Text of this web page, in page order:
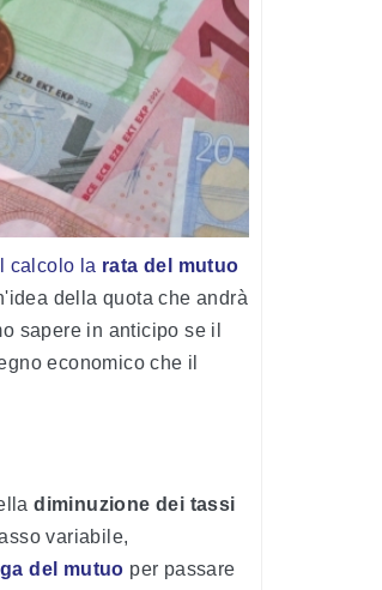
calcolo la rata del mutuo
della quota che andrà
sapere in anticipo se il
economico che il
diminuzione dei tassi
variabile,
del mutuo per passare